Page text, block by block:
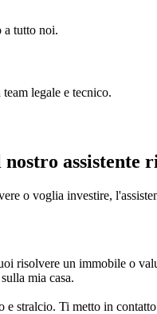
a tutto noi.
legale e tecnico.
assistente
o voglia investire,
risolvere un immobile o
mia casa.
e stralcio. Ti metto in